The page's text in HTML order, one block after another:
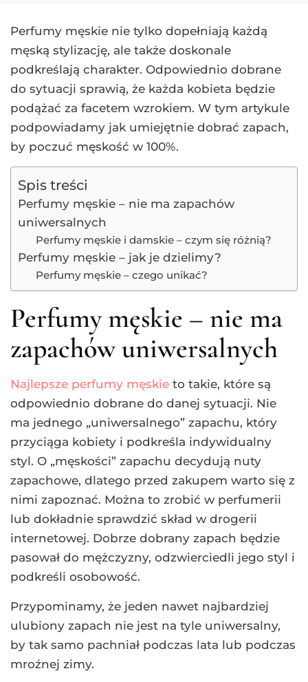
Perfumy męskie nie tylko dopełniają każdą
męską stylizację, ale także doskonale
podkreślają charakter. Odpowiednio dobrane
do sytuacji sprawią, że każda kobieta będzie
podążać za facetem wzrokiem. W tym artykule
podpowiadamy jak umiejętnie dobrać zapach,
by poczuć męskość w 100%.
Spis treści
Perfumy męskie – nie ma zapachów
uniwersalnych
Perfumy męskie i damskie – czym się różnią?
Perfumy męskie – jak je dzielimy?
Perfumy męskie – czego unikać?
Perfumy męskie – nie ma
zapachów uniwersalnych
Najlepsze perfumy męskie to takie, które są
odpowiednio dobrane do danej sytuacji. Nie
ma jednego „uniwersalnego” zapachu, który
przyciąga kobiety i podkreśla indywidualny
styl. O „męskości” zapachu decydują nuty
zapachowe, dlatego przed zakupem warto się z
nimi zapoznać. Można to zrobić w perfumerii
lub dokładnie sprawdzić skład w drogerii
internetowej. Dobrze dobrany zapach będzie
pasował do mężczyzny, odzwierciedli jego styl i
podkreśli osobowość.
Przypominamy, że jeden nawet najbardziej
ulubiony zapach nie jest na tyle uniwersalny,
by tak samo pachniał podczas lata lub podczas
mroźnej zimy.